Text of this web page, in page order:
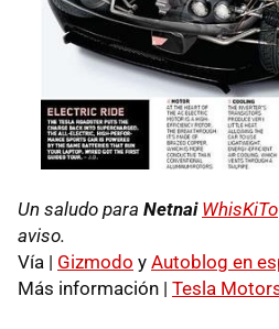
Un saludo para Netnai WhisKiTo
aviso.
Vía | Gizmodo y Autoblog en
Más información | Tesla